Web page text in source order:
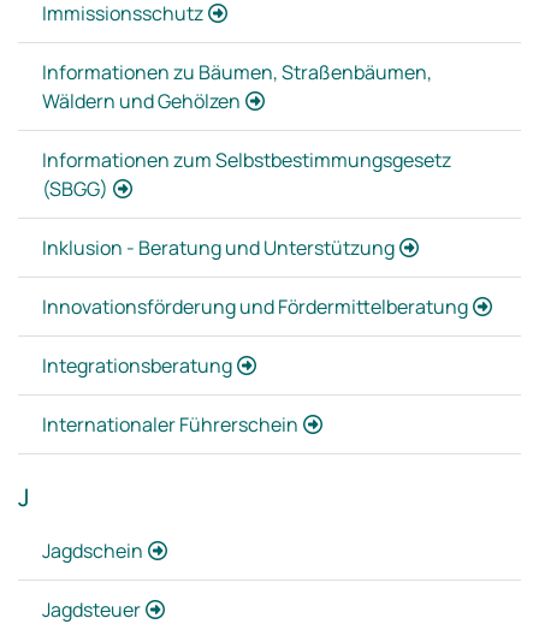
Immissionsschutz
Informationen zu Bäumen, Straßenbäumen,
Wäldern und Gehölzen
Informationen zum Selbstbestimmungsgesetz
(SBGG)
Inklusion - Beratung und Unterstützung
Innovationsförderung und Fördermittelberatung
Integrationsberatung
Internationaler Führerschein
J
Jagdschein
Jagdsteuer